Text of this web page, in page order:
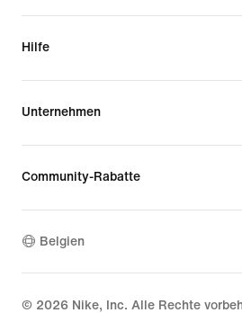
Hilfe
Unternehmen
Community-Rabatte
Belgien
© 2026 Nike, Inc. Alle Rechte